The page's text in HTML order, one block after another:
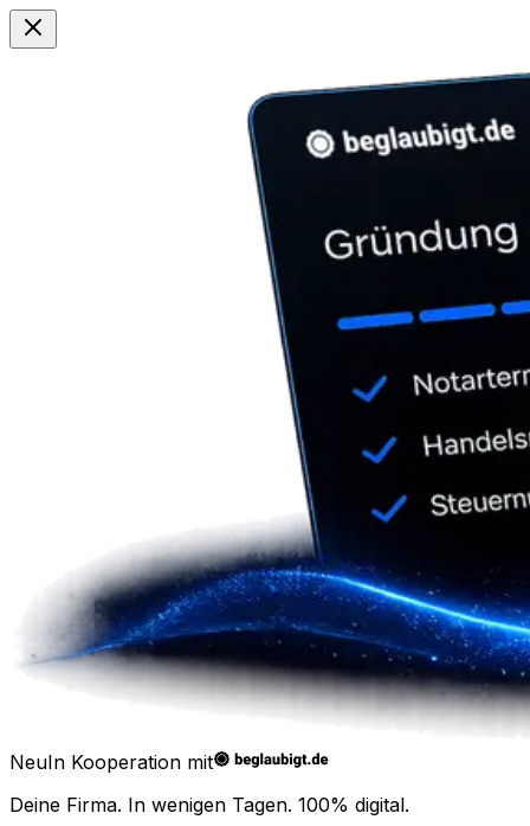
NeuIn Kooperation mit
Deine Firma. In wenigen Tagen. 100% digital.